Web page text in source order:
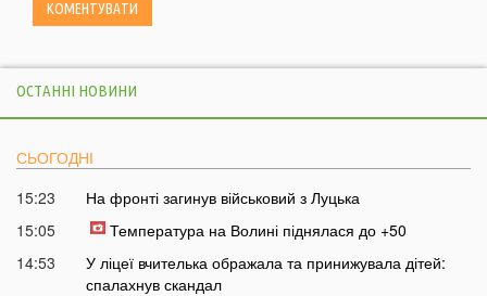
ОСТАННІ НОВИНИ
СЬОГОДНІ
15:23
На фронті загинув військовий з Луцька
15:05
Температура на Волині піднялася до +50
14:53
У ліцеї вчителька ображала та принижувала дітей:
спалахнув скандал